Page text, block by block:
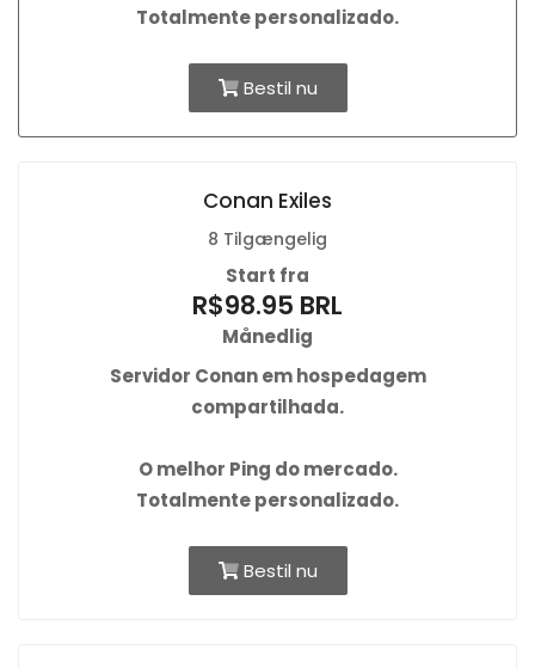
Totalmente personalizado.
Bestil nu
Conan Exiles
8 Tilgængelig
Start fra
R$98.95 BRL
Månedlig
Servidor Conan em hospedagem
compartilhada.
Omelhor Ping do mercado.
Totalmente personalizado.
Bestil nu